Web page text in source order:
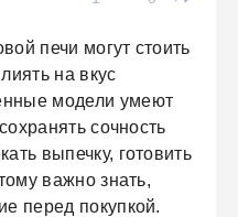
печи могут стоить
на вкус
модели умеют
сочность
выпечку, готовить
важно знать,
перед покупкой.